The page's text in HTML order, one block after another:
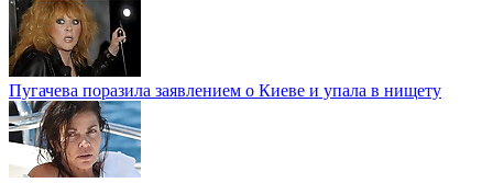
Пугачева поразила заявлением о Киеве и упала в нищету